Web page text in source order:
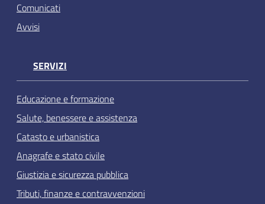
Comunicati
Avvisi
SERVIZI
Educazione e formazione
Salute, benessere e assistenza
Catasto e urbanistica
Anagrafe e stato civile
Giustizia e sicurezza pubblica
Tributi, finanze e contravvenzioni